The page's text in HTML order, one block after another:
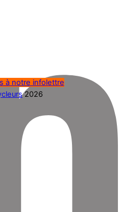
à notre infolettre
2026